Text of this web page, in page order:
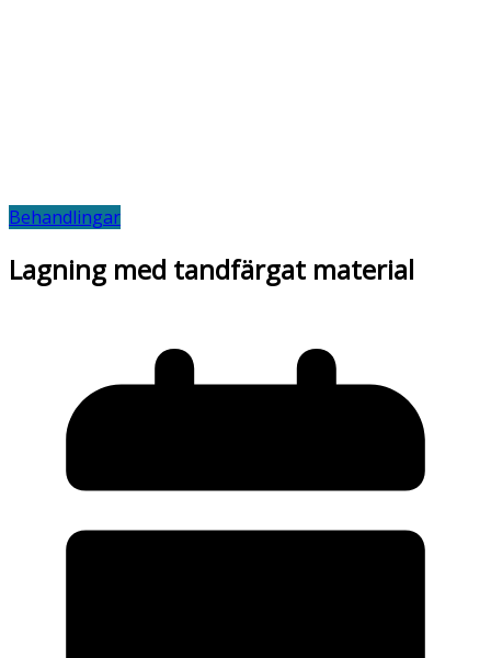
Behandlingar
Lagning med tandfärgat material